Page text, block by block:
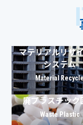
マテリアルリサ
システム
Material
廃プラスチック
Waste Plastic